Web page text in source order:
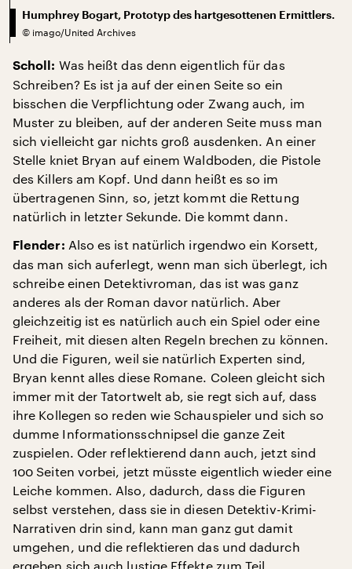
Humphrey Bogart, Prototyp des hartgesottenen Ermittlers.
© imago/United Archives
Scholl: Was heißt das denn eigentlich für das
Schreiben? Es ist ja auf der einen Seite so ein
bisschen die Verpflichtung oder Zwang auch, im
Muster zu bleiben, auf der anderen Seite muss man
sich vielleicht gar nichts groß ausdenken. An einer
Stelle kniet Bryan auf einem Waldboden, die Pistole
des Killers am Kopf. Und dann heißt es so im
übertragenen Sinn, so, jetzt kommt die Rettung
natürlich in letzter Sekunde. Die kommt dann.
Flender: Also es ist natürlich irgendwo ein Korsett,
das man sich auferlegt, wenn man sich überlegt, ich
schreibe einen Detektivroman, das ist was ganz
anderes als der Roman davor natürlich. Aber
gleichzeitig ist es natürlich auch ein Spiel oder eine
Freiheit, mit diesen alten Regeln brechen zu können.
Und die Figuren, weil sie natürlich Experten sind,
Bryan kennt alles diese Romane. Coleen gleicht sich
immer mit der Tatortwelt ab, sie regt sich auf, dass
ihre Kollegen so reden wie Schauspieler und sich so
dumme Informationsschnipsel die ganze Zeit
zuspielen. Oder reflektierend dann auch, jetzt sind
100 Seiten vorbei, jetzt müsste eigentlich wieder eine
Leiche kommen. Also, dadurch, dass die Figuren
selbst verstehen, dass sie in diesen Detektiv-Krimi-
Narrativen drin sind, kann man ganz gut damit
umgehen, und die reflektieren das und dadurch
ergeben sich auch lustige Effekte zum Teil.